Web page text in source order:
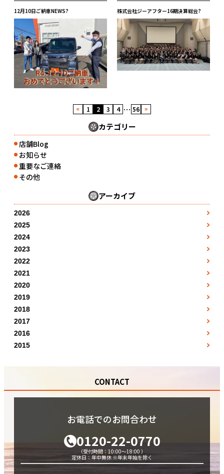
カテゴリー
● 店舗Blog
● お知らせ
●重要なご連絡
● その他
アーカイブ
2026
●3月
●4月
●5月
●7月
●8月
2025
●1月
●2月
●3月
●4月
●5月
●6月
7月
8月
2024
●1月
●2月
●3月
●4月
●5月
●6月
7月
8月
10月
2023
●1月
●2月
●3月
●4月
●5月
●6月
7月
9月
11月
2022
●1月
●2月
●3月
●4月
●5月
●6月
7月
8月
●10月
2021
●7月
●8月
●9月
●10月
●11月
●12月
2020
● 5月
●12月
2019
● 10月
●11月
●12月
2018
● 1月
●2月
●3月
●9月
2017
● 1月
●2月
●10月
2016
● 5月
10月
12月
2015
11月
12月10日ご納車NEWS? 株式会社ジーアフター16期決算総会?
1 2 3 4 … 56
CONTACT
お電話でのお問合わせ
0120-22-0770
（受付時間：10:00～18:00 ）
定休日：年中無休 ※年末年始を除く